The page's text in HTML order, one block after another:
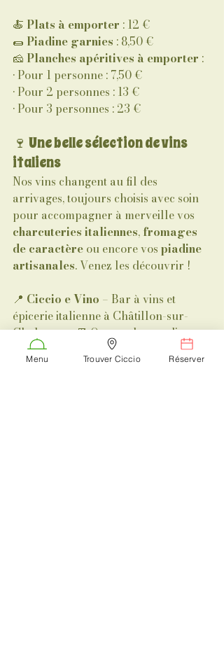
🍝 Plats à emporter : 12 €
🌯 Piadine garnies : 8,50 €
🧀 Planches apéritives à emporter :
• Pour 1 personne : 7,50 €
• Pour 2 personnes : 13 €
• Pour 3 personnes : 23 €
🍷 Une belle sélection de vins
italiens
Nos vins changent au fil des
arrivages, toujours choisis avec soin
pour accompagner à merveille vos
charcuteries italiennes, fromages
de caractère ou encore vos piadine
artisanales. Venez les découvrir !
📍 Ciccio e Vino – Bar à vins et
épicerie italienne à Châtillon-sur-
Chalaronne📆 Ouvert du mardi au
dimanche📞 Réservez ou commandez
vos planches apéritives à emporter
Menu Trouver Ciccio Réserver